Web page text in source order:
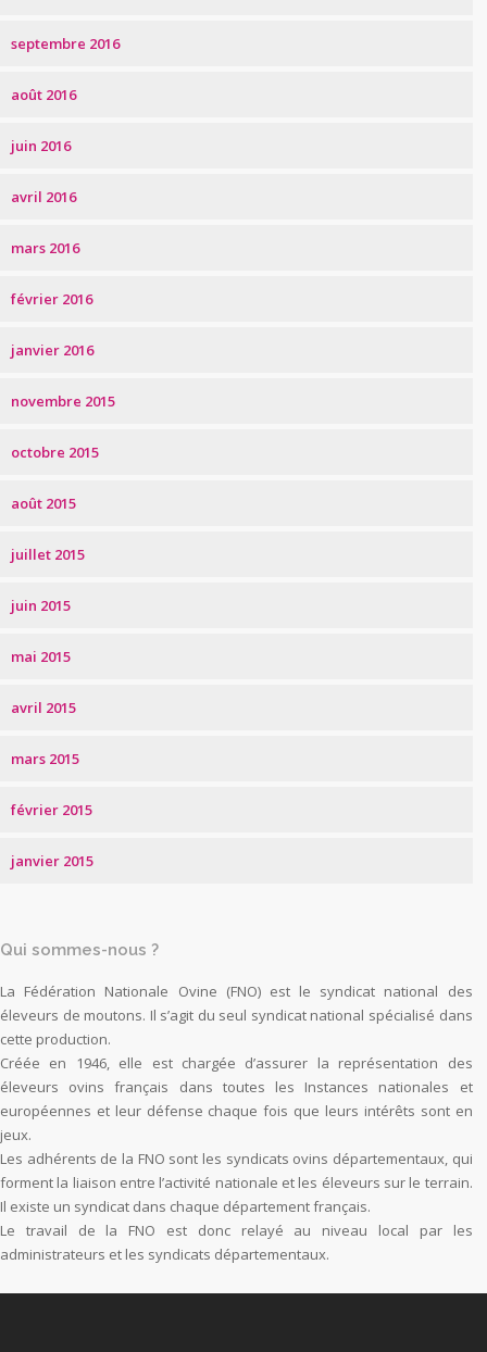
septembre 2016
août 2016
juin 2016
avril 2016
mars 2016
février 2016
janvier 2016
novembre 2015
octobre 2015
août 2015
juillet 2015
juin 2015
mai 2015
avril 2015
mars 2015
février 2015
janvier 2015
Qui sommes-nous ?
La Fédération Nationale Ovine (FNO) est le syndicat national des
éleveurs de moutons. Il s’agit du seul syndicat national spécialisé dans
cette production.
Créée en 1946, elle est chargée d’assurer la représentation des
éleveurs ovins français dans toutes les Instances nationales et
européennes et leur défense chaque fois que leurs intérêts sont en
jeux.
Les adhérents de la FNO sont les syndicats ovins départementaux, qui
forment la liaison entre l’activité nationale et les éleveurs sur le terrain.
Il existe un syndicat dans chaque département français.
Le travail de la FNO est donc relayé au niveau local par les
administrateurs et les syndicats départementaux.